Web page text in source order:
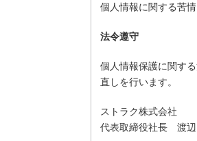
個人情報に関する苦
法令遵守
個人情報保護に関す
直しを行います。
ストラク株式会社
代表取締役社長 渡